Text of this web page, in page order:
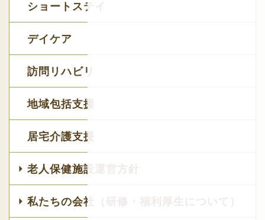
ショートステイ
デイケア
訪問リハビリ
地域包括支援
居宅介護支援
老人保健施設運営方針
私たちの会社（研修・福利厚生について）